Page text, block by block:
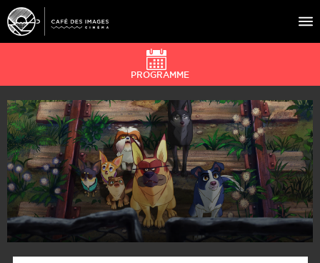
À L’AFFICHE
ÉVÉNEMENTS
CAFÉ DU CINÉ
PRATIQUE
ÉDUCATION AUX IMAGES
PROGRAMME